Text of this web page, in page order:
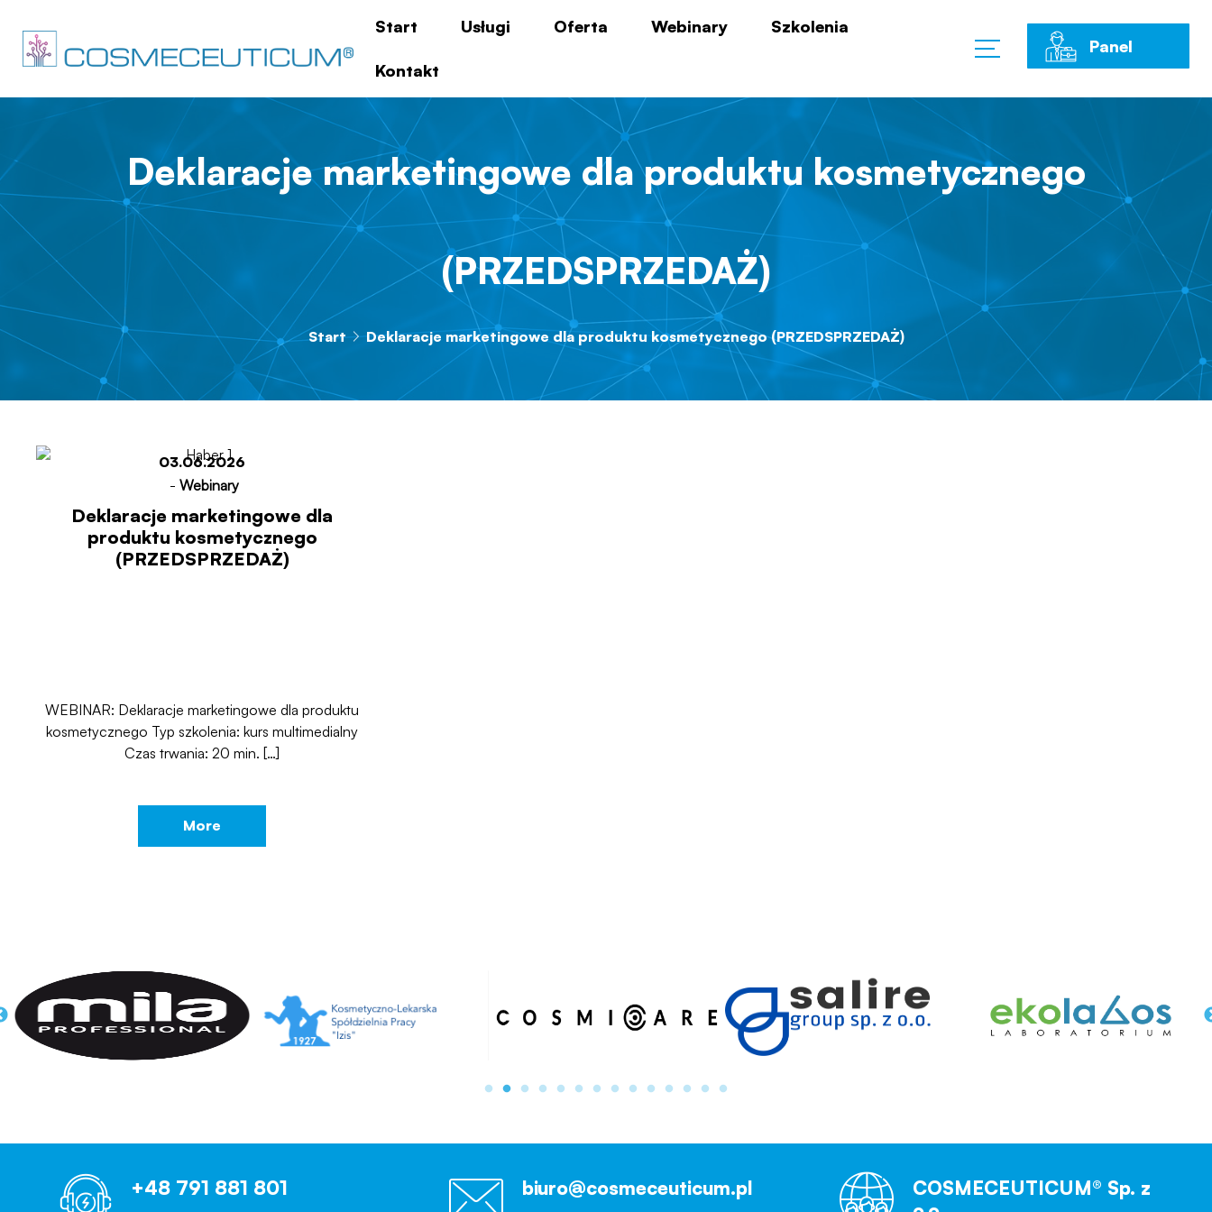
Start Usługi Oferta Webinary Szkolenia
Kontakt
Panel
Deklaracje marketingowe dla produktu kosmetycznego
(PRZEDSPRZEDAŻ)
Start Deklaracje marketingowe dla produktu kosmetycznego (PRZEDSPRZEDAŻ)
03.06.2026
- Webinary
Deklaracje marketingowe dla
produktu kosmetycznego
(PRZEDSPRZEDAŻ)
WEBINAR: Deklaracje marketingowe dla produktu
kosmetycznego Typ szkolenia: kurs multimedialny
Czas trwania: 20 min. […]
More
+48 791 881 801 biuro@cosmeceuticum.pl
COSMECEUTICUM® Sp. z